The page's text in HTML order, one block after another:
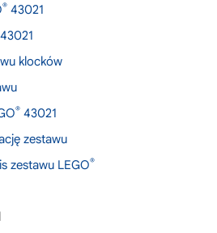
® 43021
43021
klocków
® 43021
zestawu
zestawu LEGO®